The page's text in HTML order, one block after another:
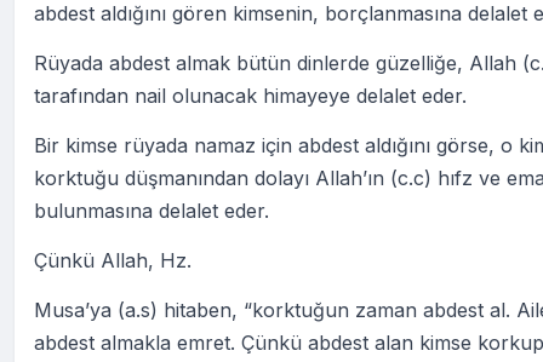
abdest aldığını gören kimsenin, borçlanmasına delalet
Rüyada abdest almak bütün dinlerde güzelliğe, Allah
tarafından nail olunacak himayeye delalet eder.
Bir kimse rüyada namaz için abdest aldığını görse, o
korktuğu düşmanından dolayı Allah’ın (c.c) hıfz ve
bulunmasına delalet eder.
Çünkü Allah, Hz.
Musa’ya (a.s) hitaben, “korktuğun zaman abdest al.
abdest almakla emret. Çünkü abdest alan kimse korkup